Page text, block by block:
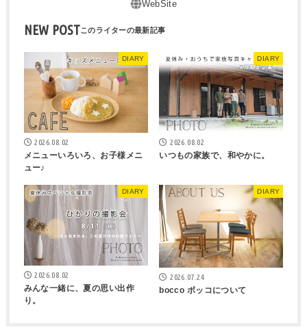
NEW POST
DIARY
2026.08.02
メニューいろいろ、お子様メニ
ュー♪
DIARY
2026.08.02
いつもの家族で、和やかに。
DIARY
2026.08.02
みんな一緒に、夏の思い出作
り。
DIARY
2026.07.24
bocco ボッコについて